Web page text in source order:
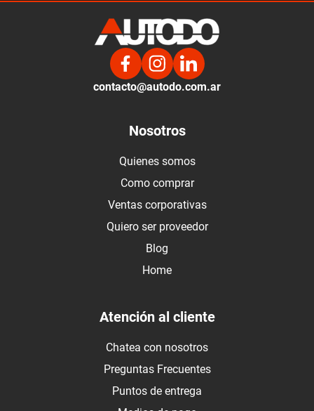
contacto@autodo.com.ar
Nosotros
Quienes somos
Como comprar
Ventas corporativas
Quiero ser proveedor
Blog
Home
Atención al cliente
Chatea con nosotros
Preguntas Frecuentes
Puntos de entrega